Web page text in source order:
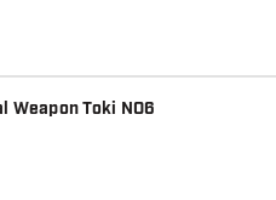
Weapon Toki NO6